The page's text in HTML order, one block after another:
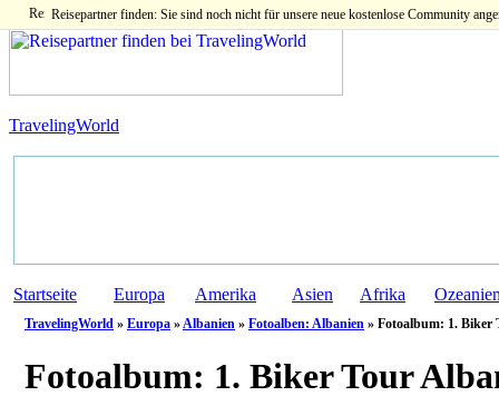
Reisepartner finden: Sie sind noch nicht für unsere neue kostenlose Community
TravelingWorld
Startseite Europa Amerika Asien Afrika
TravelingWorld » Europa »Albanien » Fotoalben: Albanien » Fotoalbum: 1. Biker
Fotoalbum: 1. Biker Tour